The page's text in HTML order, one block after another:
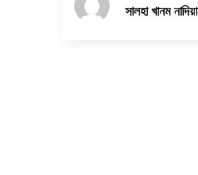
সালহা খানম নাদিয়া